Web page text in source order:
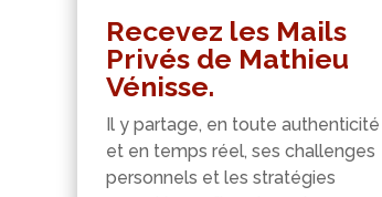
Recevez les Mails
Privés de Mathieu
Vénisse.
Il y partage, en toute authenticité
et en temps réel, ses challenges
personnels et les stratégies